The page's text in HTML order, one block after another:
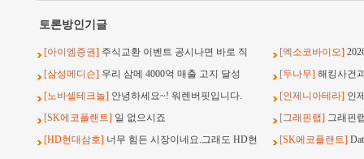
토론방인기글
[아이엠증권] 주식교환 이벤트 공시나면 바로 직 [엑소코바이오]
[삼성메디슨] 우리 삼메 4000억 매출 고지 달성 [두나무] 해킹사건
[노바셀테크놀] 안녕하세요~! 워렌버핏입니다. [인제니아테라] 인
[SK에코플랜트] 일 없으시죠 [그래핀랩] 그래핀
[HD현대삼호] 너무 힘든 시장이네요.그래도 HD현 [SK에코플랜트]